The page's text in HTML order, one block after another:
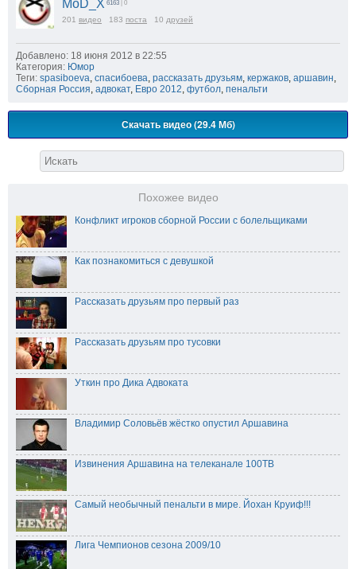
MoD_X 6163 | 0
201 видео 183 поста 10 друзей
Добавлено: 18 июня 2012 в 22:55
Категория: Юмор
Теги: spasiboeva спасибоева рассказать друзьям кержаков аршавин
Сборная Россия адвокат, Евро 2012 футбол пенальти
Скачать видео (29.4 Мб)
Похожее видео
Конфликт игроков сборной России с болельщиками
Как познакомиться с девушкой
Рассказать друзьям про первый раз
Рассказать друзьям про тусовки
Уткин про Дика Адвоката
Владимир Соловьёв жёстко опустил Аршавина
Извинения Аршавина на телеканале 100ТВ
Самый необычный пенальти в мире. Йохан Круиф!!!
Лига Чемпионов сезона 2009/10